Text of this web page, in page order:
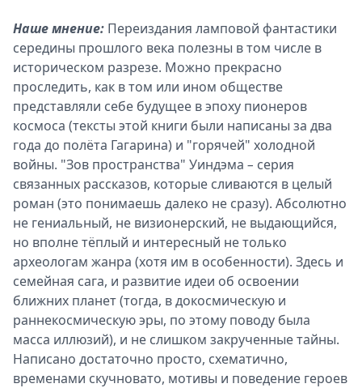
Наше мнение: Переиздания ламповой фантастики
середины прошлого века полезны в том числе в
историческом разрезе. Можно прекрасно
проследить, как в том или ином обществе
представляли себе будущее в эпоху пионеров
космоса (тексты этой книги были написаны за два
года до полёта Гагарина) и "горячей" холодной
войны. "Зов пространства" Уиндэма – серия
связанных рассказов, которые сливаются в целый
роман (это понимаешь далеко не сразу). Абсолютно
не гениальный, не визионерский, не выдающийся,
но вполне тёплый и интересный не только
археологам жанра (хотя им в особенности). Здесь и
семейная сага, и развитие идеи об освоении
ближних планет (тогда, в докосмическую и
раннекосмическую эры, по этому поводу была
масса иллюзий), и не слишком закрученные тайны.
Написано достаточно просто, схематично,
временами скучновато, мотивы и поведение героев